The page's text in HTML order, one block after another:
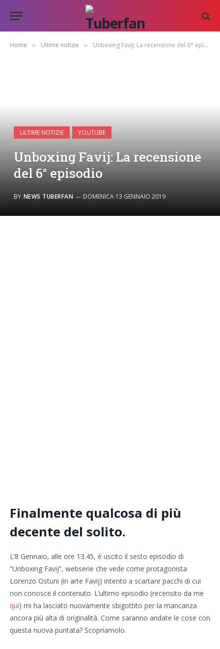
Home » Ultime notizie » Unboxing Favij: La recensione del 6° episodio
ULTIME NOTIZIE YOUTUBE
Unboxing Favij: La recensione
del 6° episodio
BY NEWS TUBERFAN DOMENICA 13 GENNAIO 2019
Finalmente qualcosa di più
decente del solito.
L’8 Gennaio, alle ore 13.45, è uscito il sesto episodio di
“Unboxing Favij”, webserie che vede come protagonista
Lorenzo Ostuni (in arte Favij) intento a scartare pacchi di cui
non conosce il contenuto. L’ultimo episodio (recensito da me
qui) mi ha lasciato nuovamente sbigottito per la mancanza
ancora più alta di originalità. Come saranno andate le cose con
questa nuova puntata? Scopriamolo.